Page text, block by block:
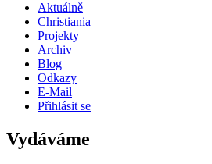
Aktuálně
Christiania
Projekty
Archiv
Blog
Odkazy
E-Mail
Přihlásit se
Vydáváme